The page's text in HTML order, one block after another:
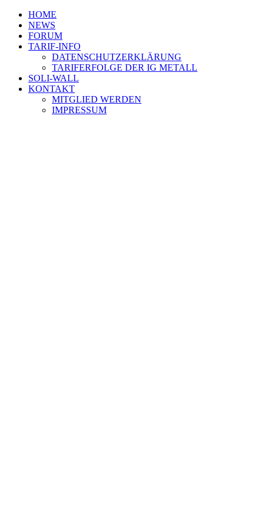
HOME
NEWS
FORUM
TARIF-INFO
DATENSCHUTZERKLÄRUNG
TARIFERFOLGE DER IG METALL
SOLI-WALL
KONTAKT
MITGLIED WERDEN
IMPRESSUM